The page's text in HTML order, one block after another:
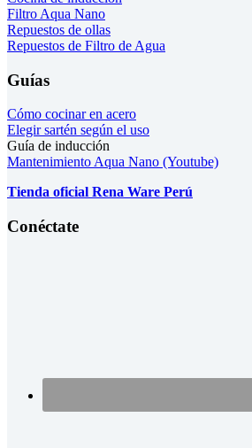
Filtro Aqua Nano
Repuestos de ollas
Repuestos de Filtro de Agua
Guías
Cómo cocinar en acero
Elegir sartén según el uso
Guía de inducción
Mantenimiento Aqua Nano (Youtube)
Tienda oficial Rena Ware Perú
Conéctate